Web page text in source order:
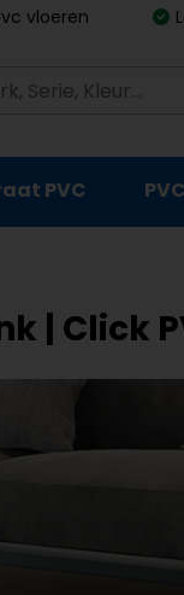
vloeren
PVC
| Click